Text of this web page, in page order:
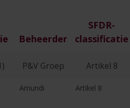
Beheerder
SFDR-
classificatie
P&V Groep Artikel 8
Amundi Artikel 8